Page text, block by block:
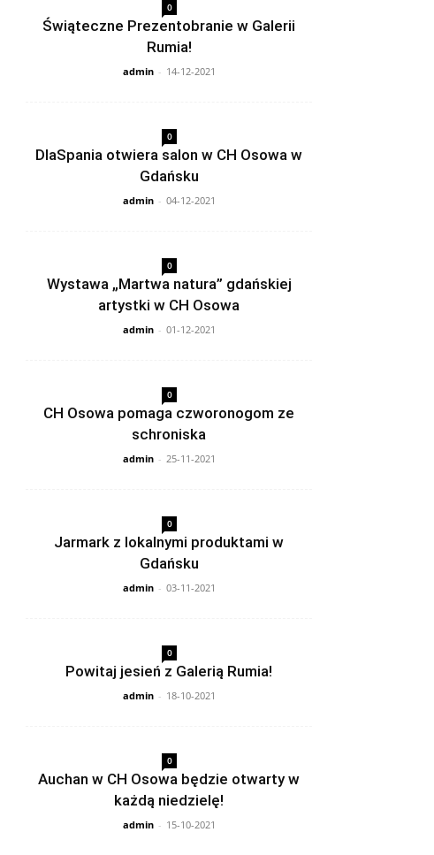
0
Świąteczne Prezentobranie w Galerii
Rumia!
admin - 14-12-2021
0
DlaSpania otwiera salon w CH Osowa w
Gdańsku
admin - 04-12-2021
0
Wystawa „Martwa natura” gdańskiej
artystki w CH Osowa
admin - 01-12-2021
0
CH Osowa pomaga czworonogom ze
schroniska
admin - 25-11-2021
0
Jarmark z lokalnymi produktami w
Gdańsku
admin - 03-11-2021
0
Powitaj jesień z Galerią Rumia!
admin - 18-10-2021
0
Auchan w CH Osowa będzie otwarty w
każdą niedzielę!
admin - 15-10-2021